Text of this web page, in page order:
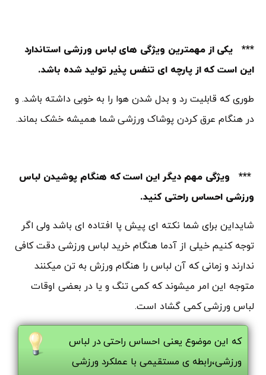
*** یکی از مهمترین ویژگی های لباس ورزشی استاندارد
این است که از پارچه ای تنفس پذیر تولید شده باشد.
طوری که قابلیت رد و بدل شدن هوا را به خوبی داشته باشد. و
در هنگام عرق کردن پوشاک ورزشی شما همیشه خشک بماند.
*** ویژگی مهم دیگر این است که هنگام پوشیدن لباس
ورزشی احساس راحتی کنید.
شایداین برای شما نکته ای پیش پا افتاده ای باشد ولی اگر
توجه کنیم خیلی از آدما هنگام خرید لباس ورزشی دقت کافی
ندارند و زمانی که آن لباس را هنگام ورزش به تن میکنند
متوجه این امر میشوند که کمی تنگ و یا در بعضی اوقات
لباس ورزشی کمی گشاد است.
که این موضوع یعنی احساس راحتی در لباس
ورزشی،رابطه ی مستقیمی با عملکرد ورزشی